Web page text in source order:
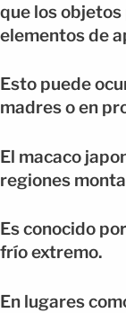
que los
elementos de
Esto puede
madres o en
El macaco
regiones
Es conocido
frío extremo.
En lugares